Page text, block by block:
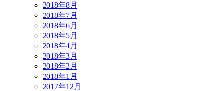
2018年8月
2018年7月
2018年6月
2018年5月
2018年4月
2018年3月
2018年2月
2018年1月
2017年12月